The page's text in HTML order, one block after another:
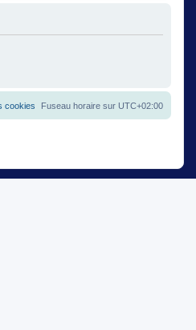
Fuseau horaire sur UTC+02:00
cookies